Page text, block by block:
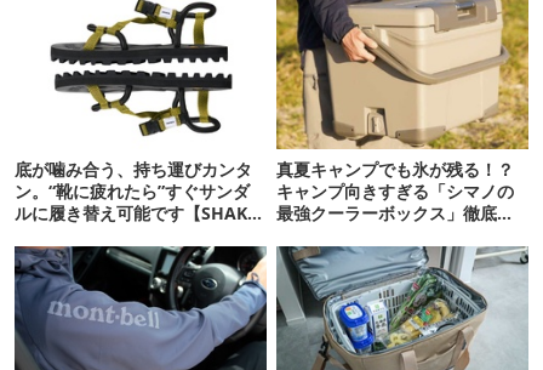
底が噛み合う、持ち運びカンタ
ン。“靴に疲れたら”すぐサンダ
ルに履き替え可能です【SHAKA
真夏キャンプでも氷が残る！？
キャンプ向きすぎる「シマノの
最強クーラーボックス」徹底解